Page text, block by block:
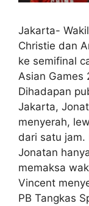
Jakarta-
Christie dan
ke semifinal
Asian Games
Dihadapan
Jakarta,
menyerah,
dari satu jam.
Jonatan
memaksa
Vincent
PB Tangkas